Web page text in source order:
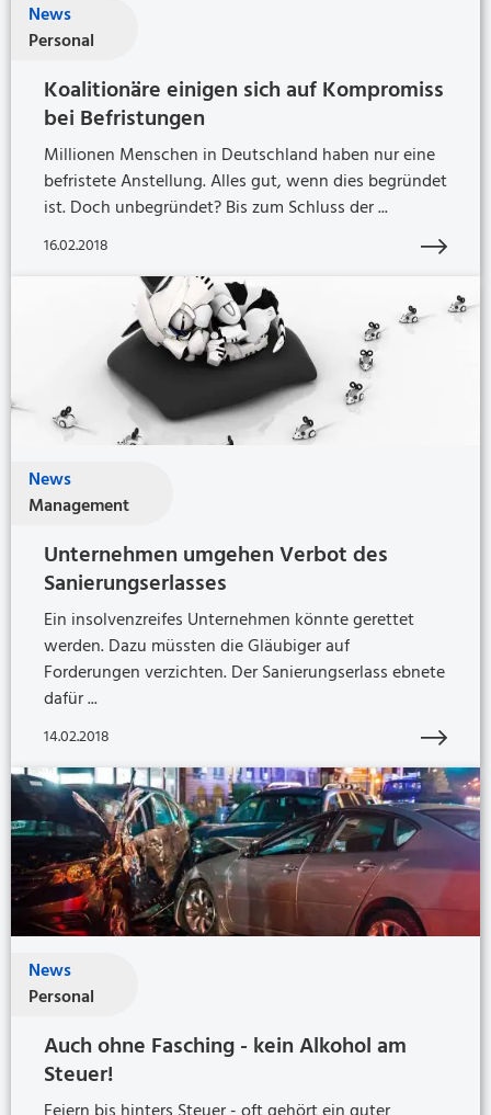
News
Personal
Koalitionäre einigen sich auf Kompromiss
bei Befristungen
Millionen Menschen in Deutschland haben nur eine
befristete Anstellung. Alles gut, wenn dies begründet
ist. Doch unbegründet? Bis zum Schluss der ...
16.02.2018
News
Management
Unternehmen umgehen Verbot des
Sanierungserlasses
Ein insolvenzreifes Unternehmen könnte gerettet
werden. Dazu müssten die Gläubiger auf
Forderungen verzichten. Der Sanierungserlass ebnete
dafür ...
14.02.2018
News
Personal
Auch ohne Fasching - kein Alkohol am
Steuer!